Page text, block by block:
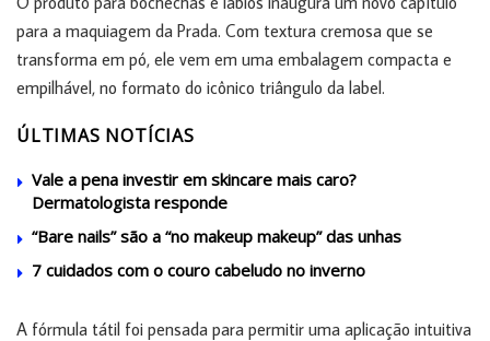
para a maquiagem da Prada. Com textura cremosa que se
transforma em pó, ele vem em uma embalagem compacta e
empilhável, no formato do icônico triângulo da label.
ÚLTIMAS NOTÍCIAS
Vale a pena investir em skincare mais caro?
Dermatologista responde
“Bare nails” são a “no makeup makeup” das unhas
7 cuidados com o couro cabeludo no inverno
A fórmula tátil foi pensada para permitir uma aplicação intuitiva